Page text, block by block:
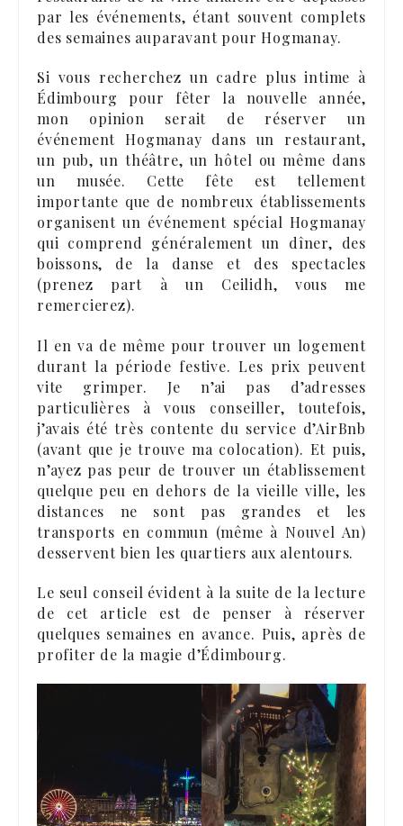
par les événements, étant souvent complets
des semaines auparavant pour Hogmanay.
Si vous recherchez un cadre plus intime à
Édimbourg pour fêter la nouvelle année,
mon opinion serait de réserver un
événement Hogmanay dans un restaurant,
un pub, un théâtre, un hôtel ou même dans
un musée. Cette fête est tellement
importante que de nombreux établissements
organisent un événement spécial Hogmanay
qui comprend généralement un dîner, des
boissons, de la danse et des spectacles
(prenez part à un Ceilidh, vous me
remercierez).
Il en va de même pour trouver un logement
durant la période festive. Les prix peuvent
vite grimper. Je n’ai pas d’adresses
particulières à vous conseiller, toutefois,
j’avais été très contente du service d’AirBnb
(avant que je trouve ma colocation). Et puis,
n’ayez pas peur de trouver un établissement
quelque peu en dehors de la vieille ville, les
distances ne sont pas grandes et les
transports en commun (même à Nouvel An)
desservent bien les quartiers aux alentours.
Le seul conseil évident à la suite de la lecture
de cet article est de penser à réserver
quelques semaines en avance. Puis, après de
profiter de la magie d’Édimbourg.